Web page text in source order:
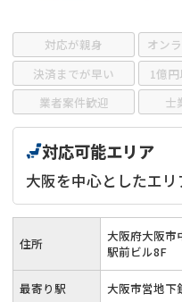
アンケート調査
対応が親身 オン
決済までが早い
1億
業者案件歓迎
士
対応可能エリア
大阪を中心としたエリ
住所
大阪府大阪市
駅前ビル8F
最寄り駅 大阪市営地下